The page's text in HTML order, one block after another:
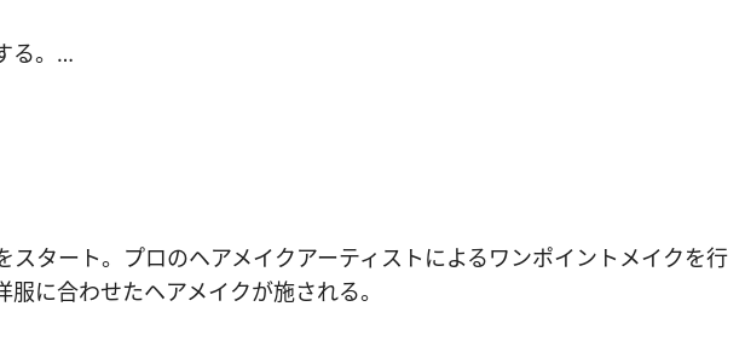
る。…
スタート。プロのヘアメイクアーティストによるワンポイントメイクを行
に合わせたヘアメイクが施される。